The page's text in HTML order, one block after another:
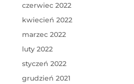
czerwiec 2022
kwiecień 2022
marzec 2022
luty 2022
styczeń 2022
grudzień 2021